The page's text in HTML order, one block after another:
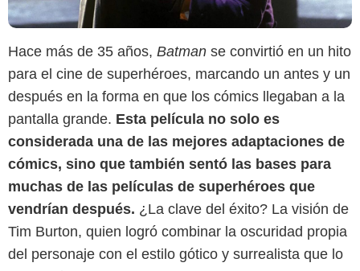
Hace más de 35 años, Batman se convirtió en un hito
para el cine de superhéroes, marcando un antes y un
después en la forma en que los cómics llegaban a la
pantalla grande. Esta película no solo es
considerada una de las mejores adaptaciones de
cómics, sino que también sentó las bases para
muchas de las películas de superhéroes que
vendrían después. ¿La clave del éxito? La visión de
Tim Burton, quien logró combinar la oscuridad propia
del personaje con el estilo gótico y surrealista que lo